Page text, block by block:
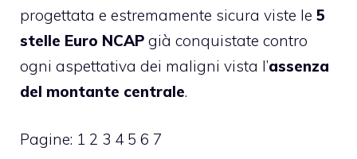
progettata e estremamente sicura viste le 5
stelle Euro NCAP già conquistate contro
ogni aspettativa dei maligni vista l’assenza
del montante centrale.
Pagine: 1 2 3 4 5 6 7